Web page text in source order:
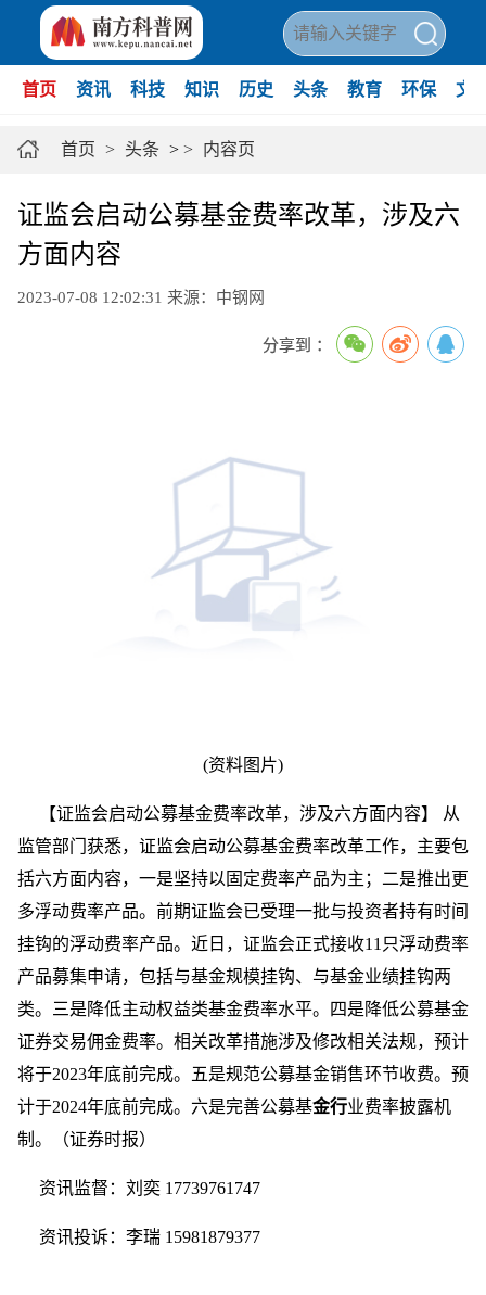
首页 资讯 科技 知识 历史 头条 教育 环保 文
首页 > 头条 > > 内容页
证监会启动公募基金费率改革，涉及六
方面内容
2023-07-08 12:02:31 来源：中钢网
分享到 ：
(资料图片)
【证监会启动公募基金费率改革，涉及六方面内容】 从
监管部门获悉，证监会启动公募基金费率改革工作，主要包
括六方面内容，一是坚持以固定费率产品为主；二是推出更
多浮动费率产品。前期证监会已受理一批与投资者持有时间
挂钩的浮动费率产品。近日，证监会正式接收11只浮动费率
产品募集申请，包括与基金规模挂钩、与基金业绩挂钩两
类。三是降低主动权益类基金费率水平。四是降低公募基金
证券交易佣金费率。相关改革措施涉及修改相关法规，预计
将于2023年底前完成。五是规范公募基金销售环节收费。预
计于2024年底前完成。六是完善公募基金行业费率披露机
制。（证券时报）
资讯监督：刘奕 17739761747
资讯投诉：李瑞 15981879377